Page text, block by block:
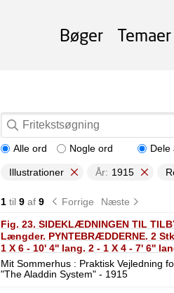
Bøger Temaer
Alle ord Nogle ord Dele
Illustrationer År: 1915
1til 9af 9 Forrige
Næste
Fig. 23. SIDEKLÆDNINGEN TIL
Længder. PYNTEBRÆDDERNE. 2
1 X 6 - 10' 4'' lang. 2 - 1 X 4 - 7' 6''
Tagskægget.
Mit Sommerhus : Praktisk Vejledning
"The Aladdin System" - 1915